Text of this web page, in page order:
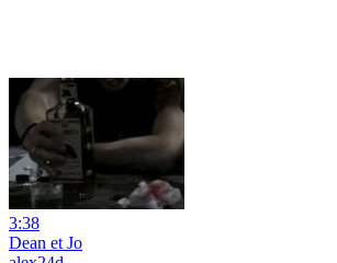
3:38
Dean et Jo